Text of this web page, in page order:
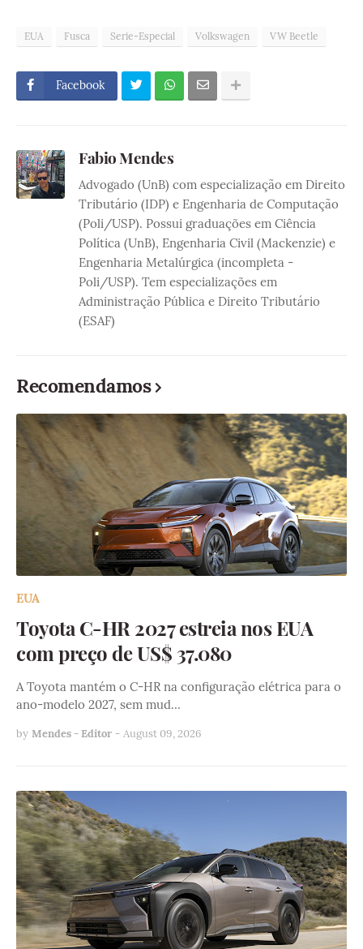
EUA Fusca Serie-Especial Volkswagen VW Beetle
Facebook
Fabio Mendes
Advogado (UnB) com especialização em Direito
Tributário (IDP) e Engenharia de Computação
(Poli/USP). Possui graduações em Ciência
Política (UnB), Engenharia Civil (Mackenzie) e
Engenharia Metalúrgica (incompleta -
Poli/USP). Tem especializações em
Administração Pública e Direito Tributário
(ESAF)
Recomendamos
EUA
Toyota C-HR 2027 estreia nos EUA
com preço de US$ 37.080
A Toyota mantém o C-HR na configuração elétrica para o
ano-modelo 2027, sem mud…
by Mendes - Editor - August 09, 2026